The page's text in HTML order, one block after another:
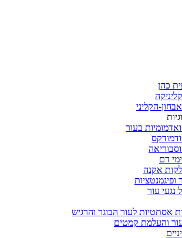
כהן
הקליני
בעור
דם
אקנה
ופיגמנטציות
עור
אסתטיות לעור הבוגר והרגיש
והעלמת קמטים